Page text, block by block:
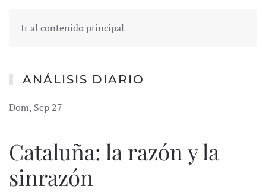
Ir al contenido principal
ANÁLISIS DIARIO
Dom, Sep 27
Cataluña: la razón y la
sinrazón